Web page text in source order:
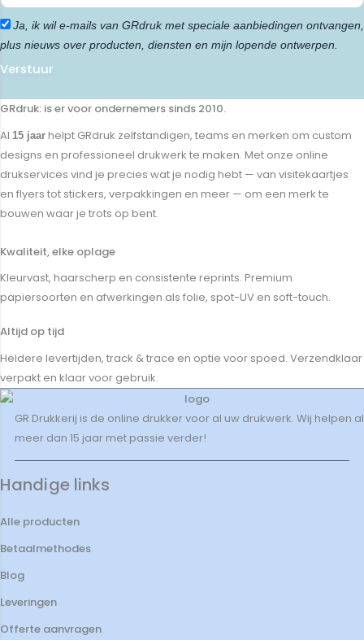
Ja, ik wil e-mails van GRdruk met speciale aanbiedingen ontvangen,
plus nieuws over producten, diensten en mijn lopende ontwerpen.
Verstuur
GRdruk: is er voor ondernemers sinds 2010.
Al 15 jaar helpt GRdruk zelfstandigen, teams en merken om custom
designs en professioneel drukwerk te maken. Met onze online
drukservices vind je precies wat je nodig hebt — van visitekaartjes
en flyers tot stickers, verpakkingen en meer — om een merk te
bouwen waar je trots op bent.
Kwaliteit, elke oplage
Kleurvast, haarscherp en consistente reprints. Premium
papiersoorten en afwerkingen als folie, spot-UV en soft-touch.
Altijd op tijd
Heldere levertijden, track & trace en optie voor spoed. Verzendklaar
verpakt en klaar voor gebruik.
GR Drukkerij is de online drukker voor al uw drukwerk. Wij helpen al
meer dan 15 jaar met passie verder!
Handige links
Alle producten
Betaalmethodes
Blog
Leveringen
Offerte aanvragen